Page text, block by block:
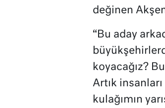
değinen
“Bu aday
koyacağız?
Artık
kulağımın